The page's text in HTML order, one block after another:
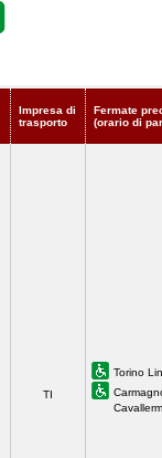
Impresa di
trasporto
Fermate
(orario di
TI
Torino